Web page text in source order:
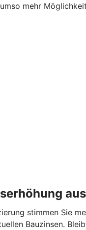
mehr
aus
stimmen Sie
Bauzinsen.